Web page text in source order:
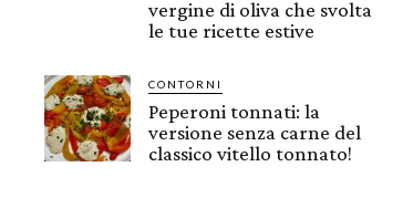
vergine di oliva che svolta
le tue ricette estive
CONTORNI
Peperoni tonnati: la
versione senza carne del
classico vitello tonnato!